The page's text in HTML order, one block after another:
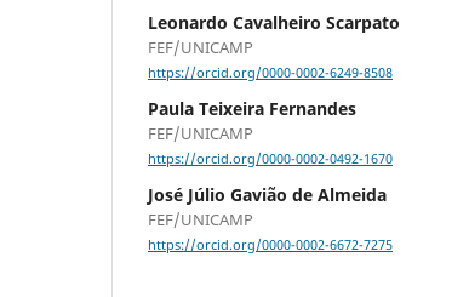
Leonardo Cavalheiro Scarpato
FEF/UNICAMP
https://orcid.org/0000-0002-6249-8508
Paula Teixeira Fernandes
FEF/UNICAMP
https://orcid.org/0000-0002-0492-1670
José Júlio Gavião de Almeida
FEF/UNICAMP
https://orcid.org/0000-0002-6672-7275